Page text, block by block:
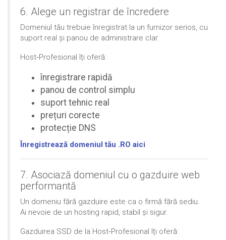
6. Alege un registrar de încredere
Domeniul tău trebuie înregistrat la un furnizor serios, cu
suport real și panou de administrare clar.
Host‑Profesional îți oferă:
înregistrare rapidă
panou de control simplu
suport tehnic real
prețuri corecte
protecție DNS
Înregistrează domeniul tău .RO aici
7. Asociază domeniul cu o gazduire web
performantă
Un domeniu fără gazduire este ca o firmă fără sediu.
Ai nevoie de un hosting rapid, stabil și sigur.
Gazduirea SSD de la Host‑Profesional îți oferă: